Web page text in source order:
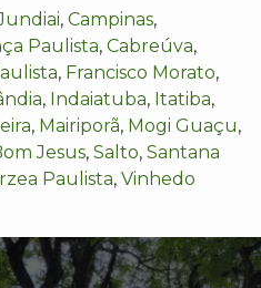
, Campinas,
Paulista, Cabreúva,
, Francisco Morato,
, Indaiatuba, Itatiba,
, Mairiporã, Mogi Guaçu,
Jesus, Salto, Santana
Paulista, Vinhedo